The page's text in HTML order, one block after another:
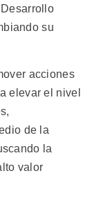
su
acciones
elevar el nivel
de la
la
valor